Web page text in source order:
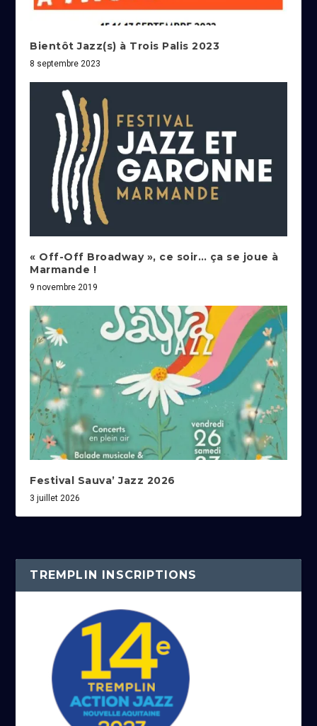
Bientôt Jazz(s) à Trois Palis 2023
8 septembre 2023
« Off-Off Broadway », ce soir… ça se joue à
Marmande !
9 novembre 2019
Festival Sauva’ Jazz 2026
3 juillet 2026
TREMPLIN INSCRIPTIONS